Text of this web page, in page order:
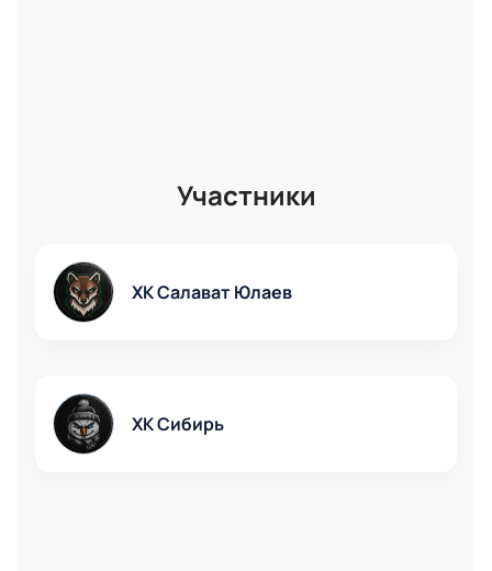
Участники
ХК Салават Юлаев
ХК Сибирь